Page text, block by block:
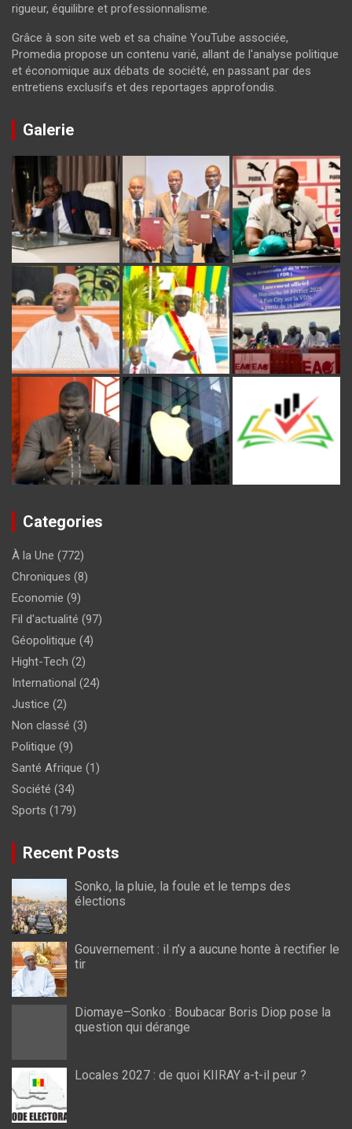
rigueur, équilibre et professionnalisme.
Grâce à son site web et sa chaîne YouTube associée,
Promedia propose un contenu varié, allant de l'analyse politique
et économique aux débats de société, en passant par des
entretiens exclusifs et des reportages approfondis.
Galerie
Categories
À la Une (772)
Chroniques (8)
Economie (9)
Fil d'actualité (97)
Géopolitique (4)
Hight-Tech (2)
International (24)
Justice (2)
Non classé (3)
Politique (9)
Santé Afrique (1)
Société (34)
Sports (179)
Recent Posts
Sonko, la pluie, la foule et le temps des
élections
Gouvernement : il n’y a aucune honte à rectifier le
tir
Diomaye–Sonko : Boubacar Boris Diop pose la
question qui dérange
Locales 2027 : de quoi KIIRAY a-t-il peur ?